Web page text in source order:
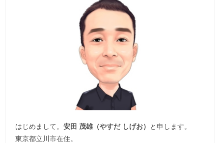
はじめまして。 安田 茂雄（やすだ しげお）
と申します。
東京都立川市在住。